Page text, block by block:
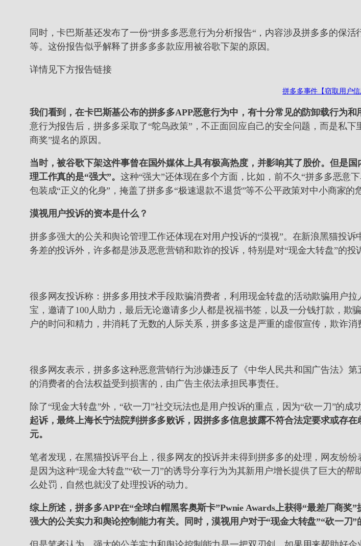
同时，卡巴斯基还发布了一份“拼多多恶意行为分析报告“，内容涉及拼多多的保
等。这份报告似乎解释了拼多多多款应用被谷歌下架的原因。
详情见下方报告链接
拼多多事件【窃取用户信
我们看到，在卡巴斯基公布的拼多多APP恶意行为中，有十分常见的防卸载行为和
意行为报告后，拼多多采取了“鸵鸟政策”，不正面回应自己的安全问题，而是私
商奖”提名的原因。
当时，被谷歌下架这件事曾在国外媒体上具有极高热度，并影响其了股价。但是
理工作真的是“强大”。这种“强大”还体现在多个方面，比如，前不久“拼多多恶意
包装成“正义的化身”，掩盖了拼多多“极速退款不退货”等不公平政策对中小商家的
漠视用户投诉的资本是什么？
拼多多强大的公关和舆论管理工作还体现在对用户投诉的“漠视”。在新浪黑猫投
务差的投诉外，许多都是涉及恶意营销和欺诈的投诉，特别是对“现金大转盘”的投
很多网友投诉称：拼多多用技术手段欺骗消费者，利用现金转盘的活动欺骗用户
宝，邀请了100人助力，最后无论邀请多少人都是祝福书签，以及一分钱打款，
户的时问和精力，井消耗了无数的人际关系，拼多多这是严重的虛假宣传，欺诈消
很多网友表示，拼多多这种恶意营销行为涉嫌违反了《中华人民共和国广告法》
的消费者的合法权益受到损害的，由广告主依法承担民事责任。
除了“现金大转盘”外，“砍一刀”社交玩法也是用户投诉的重点，因为“砍一刀”的成
起诉，最终上海长宁法院判拼多多败诉，因拼多多信息披露不符合法定要求或存
元。
笔者发现，在黑猫投诉平台上，很多网友的投诉并未得到拼多多的处理，网友纷
是因为这种“现金大转盘”“砍一刀”的诱导分享行为为其新用户增长提供了巨大的
么处罚，自然也就没了处理投诉的动力。
综上所述，拼多多APP在“全球白帽黑客奥斯卡”Pwnie Awards上获得“最差厂商
强大的公关实力和舆论控制能力有关。同时，漠视用户对于“现金大转盘”“砍一刀”